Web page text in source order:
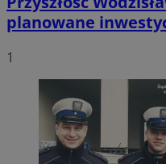
planowane
1